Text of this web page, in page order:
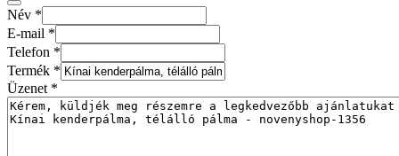
Név *
E-mail *
Telefon *
Termék *
Üzenet *